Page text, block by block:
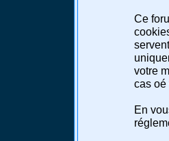
Ce
votre
cas oé
En